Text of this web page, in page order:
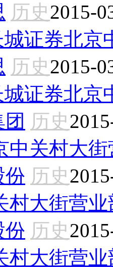
历史2015-
城证券北京
历史2015-
城证券北京
历史
中关村大
份 历史
村大街营业
份 历史
村大街营业